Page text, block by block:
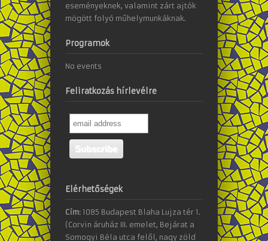
eseményeknek, valamint zárt ajtók
mögött folyó műhelymunkáknak.
Programok
No events
Feliratkozás hírlevélre
Elérhetőségek
Cím: 1085 Budapest Blaha Lujza tér 1.
(Corvin áruház III. emelet, Bejárat a
Somogyi Béla utca felől, nagy zöld